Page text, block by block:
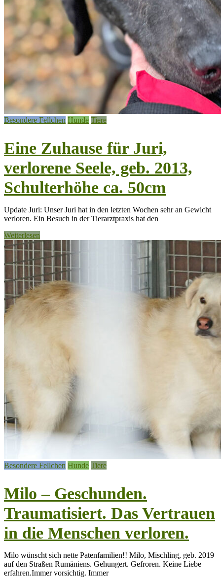
Besondere Fellchen Hunde Tiere
Eine Zuhause für Juri,
verlorene Seele, geb. 2013,
Schulterhöhe ca. 50cm
Update Juri: Unser Juri hat in den letzten Wochen sehr an Gewicht
verloren. Ein Besuch in der Tierarztpraxis hat den
Weiterlesen
Besondere Fellchen Hunde Tiere
Milo – Geschunden.
Traumatisiert. Das Vertrauen
in die Menschen verloren.
Milo wünscht sich nette Patenfamilien!! Milo, Mischling, geb. 2019
auf den Straßen Rumäniens. Gehungert. Gefroren. Keine Liebe
erfahren.Immer vorsichtig. Immer